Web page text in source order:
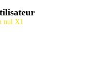
nul X1